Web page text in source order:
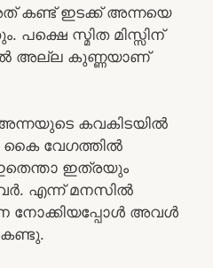
കണ്ട് ഇടക്ക് അന്നയെ
പക്ഷെ സ്മിത മിസ്സിന്
അല്ല കുണ്ണയാണ്
കവകിടയിൽ
വേഗത്തിൽ
ഇത്രയും
എന്ന് മനസിൽ
നോക്കിയപ്പോൾ അവൾ